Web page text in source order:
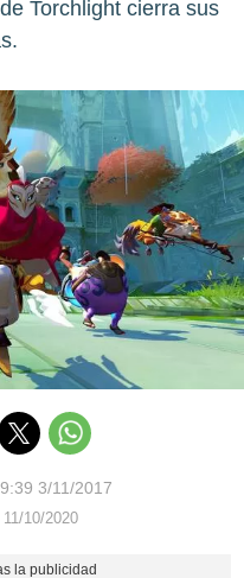
Torchlight cierra sus
3/11/2017
10/2020